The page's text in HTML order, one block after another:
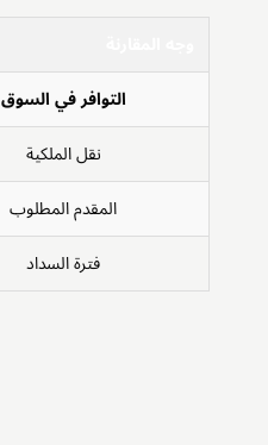
التوافر في السوق
نقل الملكية
المقدم المطلوب
فترة السداد